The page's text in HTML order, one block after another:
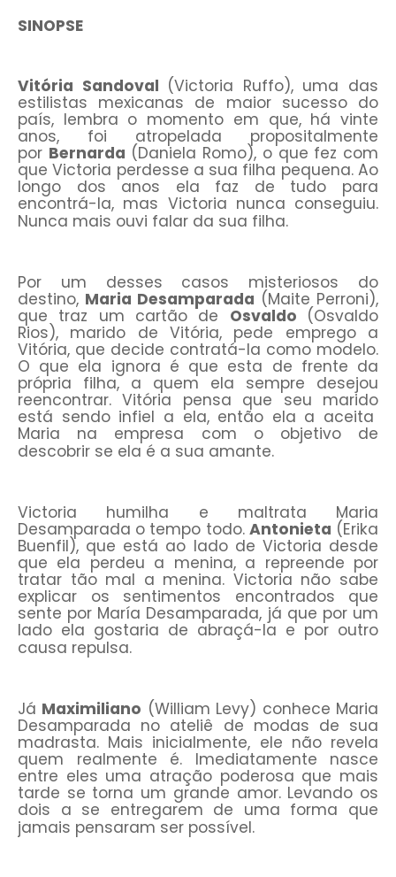
SINOPSE
Vitória Sandoval (Victoria Ruffo), uma das
estilistas mexicanas de maior sucesso do
país, lembra o momento em que, há vinte
anos, foi atropelada propositalmente
por Bernarda (Daniela Romo), o que fez com
que Victoria perdesse a sua filha pequena. Ao
longo dos anos ela faz de tudo para
encontrá-la, mas Victoria nunca conseguiu.
Nunca mais ouvi falar da sua filha.
Por um desses casos misteriosos do
destino, Maria Desamparada (Maite Perroni),
que traz um cartão de Osvaldo (Osvaldo
Rios), marido de Vitória, pede emprego a
Vitória, que decide contratá-la como modelo.
O que ela ignora é que esta de frente da
própria filha, a quem ela sempre desejou
reencontrar. Vitória pensa que seu marido
está sendo infiel a ela, então ela a aceita
Maria na empresa com o objetivo de
descobrir se ela é a sua amante.
Victoria humilha e maltrata Maria
Desamparada o tempo todo. Antonieta (Erika
Buenfil), que está ao lado de Victoria desde
que ela perdeu a menina, a repreende por
tratar tão mal a menina. Victoria não sabe
explicar os sentimentos encontrados que
sente por María Desamparada, já que por um
lado ela gostaria de abraçá-la e por outro
causa repulsa.
Já Maximiliano (William Levy) conhece Maria
Desamparada no ateliê de modas de sua
madrasta. Mais inicialmente, ele não revela
quem realmente é. Imediatamente nasce
entre eles uma atração poderosa que mais
tarde se torna um grande amor. Levando os
dois a se entregarem de uma forma que
jamais pensaram ser possível.